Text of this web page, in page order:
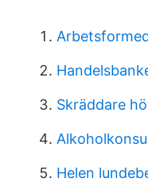
Skräddare
Helen